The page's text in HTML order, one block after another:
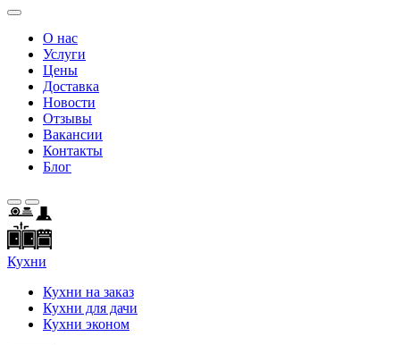
О нас
Услуги
Цены
Доставка
Новости
Отзывы
Вакансии
Контакты
Блог
Кухни
Кухни на заказ
Кухни для дачи
Кухни эконом